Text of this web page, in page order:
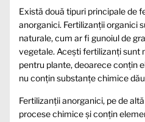
Există două tipuri principale de
anorganici. Fertilizanții organici
naturale, cum ar fi gunoiul de
vegetale. Acești fertilizanți sunt
pentru plante, deoarece conțin
nu conțin substanțe chimice
Fertilizanții anorganici, pe de
procese chimice și conțin